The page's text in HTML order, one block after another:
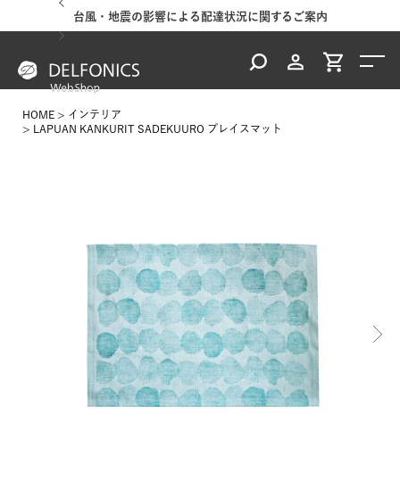
台風・地震の影響による配達状況に関するご案内
HOME
インテリア
LAPUAN KANKURIT SADEKUURO プレイスマット